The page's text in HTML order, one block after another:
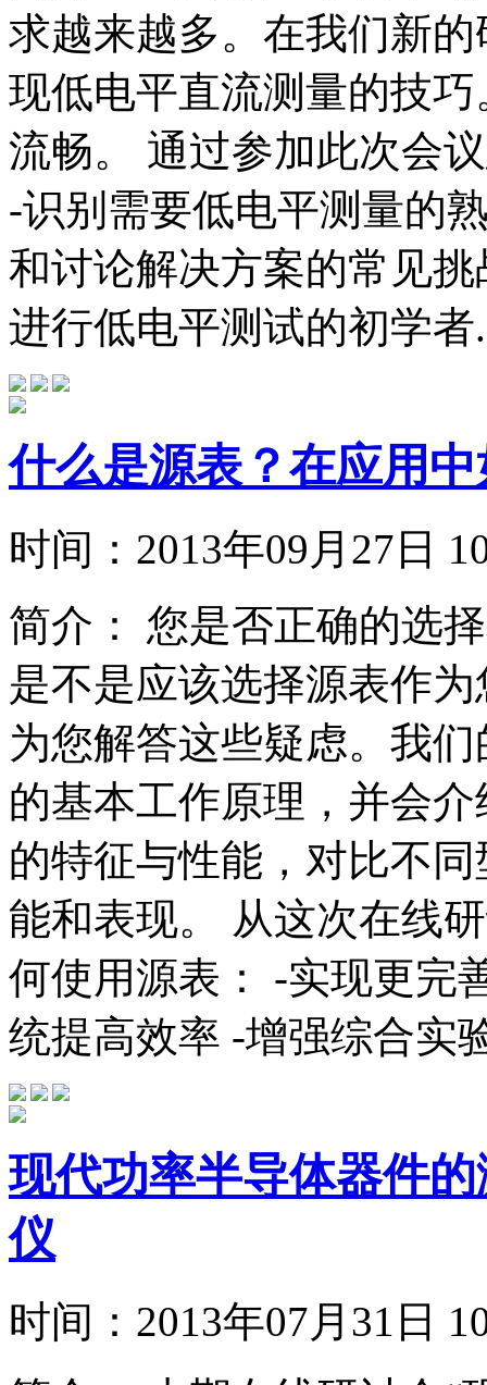
求越来越多。在我们新
现低电平直流测量的技
流畅。 通过参加此次会
-识别需要低电平测量的
和讨论解决方案的常见
进行低电平测试的初学者
什么是源表？在应用
时间： 2013年09月27
简介：
您是否正确的选
是不是应该选择源表作
为您解答这些疑虑。我
的基本工作原理，并会
的特征与性能，对比不
能和表现。 从这次在线
何使用源表： -实现更完
统提高效率 -增强综合实
现代功率半导体器件
仪
时间： 2013年07月31